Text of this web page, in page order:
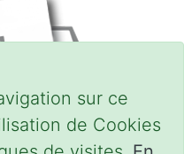
sur ce
de Cookies